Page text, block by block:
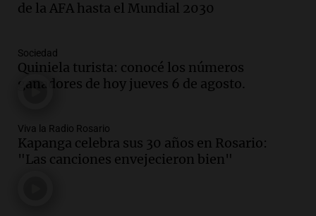
de la AFA hasta el Mundial 2030
Sociedad
Quiniela turista: conocé los números
ganadores de hoy jueves 6 de agosto.
Viva la Radio Rosario
Kapanga celebra sus 30 años en Rosario:
"Las canciones envejecieron bien"